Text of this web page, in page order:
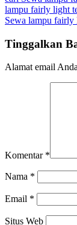
lampu fairly light
Sewa lampu fairly
Tinggalkan
Alamat email
Komentar *
Nama *
Email *
Situs Web